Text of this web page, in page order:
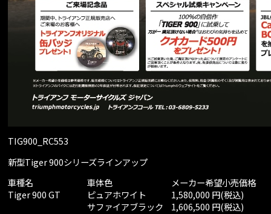
TIG900_RC553
新型Tiger 900シリーズラインアップ
車種名
車体色
メーカー希望小売価格
Tiger 900 GT
ピュアホワイト
1,580,000 円(税込)
サファイアブラック
1,606,500 円(税込)